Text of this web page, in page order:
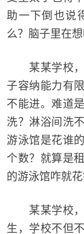
助一下倒也说
么？脑子里在想
某某学校，
子容纳能力有
不能进。难道
洗？淋浴间洗
游泳馆是花谁
个数？就算是
的游泳馆咋就花
某某学校，
生，学校不但